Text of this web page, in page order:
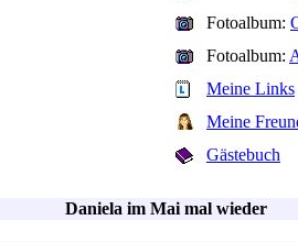
Fotoalbum:
Fotoalbum:
Meine Links
Meine
Gästebuch
Daniela im Mai mal wieder